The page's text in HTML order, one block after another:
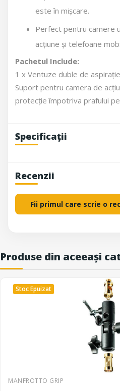
este în mișcare.
Perfect pentru camere
acțiune și telefoane
Pachetul Include:
1 x Ventuze duble de
Suport pentru camera de
protecție împotriva prafului
Specificații
Recenzii
Fii primul care scrie o
Produse din aceeași
Stoc Epuizat
MANFROTTO GRIP